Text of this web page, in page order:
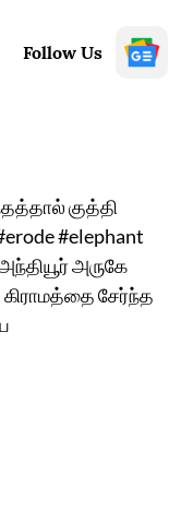
Follow Us
குத்தி
#elephant
அருகே
சேர்ந்த